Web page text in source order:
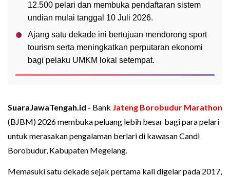
12.500 pelari dan membuka pendaftaran sistem
undian mulai tanggal 10 Juli 2026.
Ajang satu dekade ini bertujuan mendorong sport
tourism serta meningkatkan perputaran ekonomi
bagi pelaku UMKM lokal setempat.
SuaraJawaTengah.id - Bank Jateng Borobudur Marathon
(BJBM) 2026 membuka peluang lebih besar bagi para pelari
untuk merasakan pengalaman berlari di kawasan Candi
Borobudur, Kabupaten Megelang.
Memasuki satu dekade sejak pertama kali digelar pada 2017,